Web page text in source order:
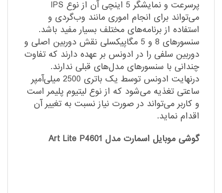
پرسرعت و نمایشگر 5 اینچی آن از نوع IPS
می‌تواند برای انجام اموری مانند وب‌گردی و
استفاده از برنامه‌های مختلف بسیار مفید باشد.
سنسورهای 8 و 5 مگاپیکسلی نقش دوربین اصلی و
دوربین سلفی را در ادونس بر عهده دارند که تفاوت
چندانی با سنسورهای مدل‌های قبلی ندارند.
درنهایت ادونس توسط یک باتری 2500 میلی‌آمپر
ساعتی تغذیه می‌شود که از نوع لیتیوم پلیمر است
و کاربر می‌تواند در صورت نیاز نسبت به تغییر آن
اقدام نماید.
گوشی موبایل اسمارت مدل Art Lite P4601